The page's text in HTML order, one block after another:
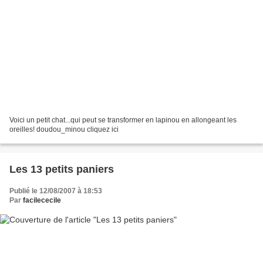
Voici un petit chat...qui peut se transformer en lapinou en allongeant les
oreilles! doudou_minou cliquez ici
Les 13 petits paniers
Publié le 12/08/2007 à 18:53
Par facilececile